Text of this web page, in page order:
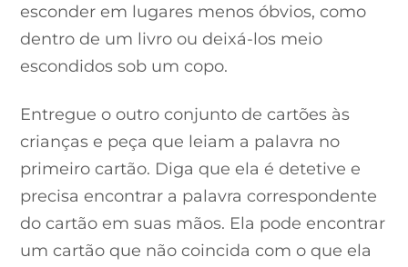
esconder em lugares menos óbvios, como
dentro de um livro ou deixá-los meio
escondidos sob um copo.
Entregue o outro conjunto de cartões às
crianças e peça que leiam a palavra no
primeiro cartão. Diga que ela é detetive e
precisa encontrar a palavra correspondente
do cartão em suas mãos. Ela pode encontrar
um cartão que não coincida com o que ela